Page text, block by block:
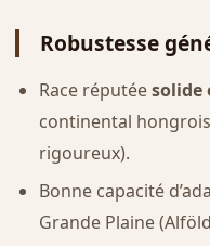
Robustesse
Race réputéesolide
continental
rigoureux).
Bonne capacité
Grande Plaine